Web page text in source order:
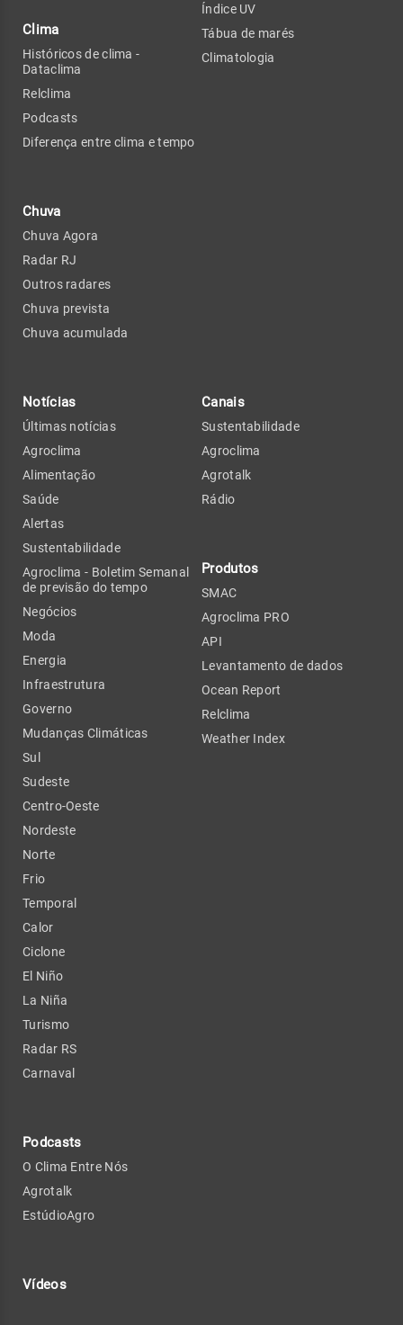
Clima
Históricos de clima -
Dataclima
Relclima
Podcasts
Diferença entre clima e tempo
Chuva
Chuva Agora
Radar RJ
Outros radares
Chuva prevista
Chuva acumulada
Índice UV
Tábua de marés
Climatologia
Notícias
Últimas notícias
Agroclima
Alimentação
Saúde
Alertas
Sustentabilidade
Agroclima - Boletim Semanal
de previsão do tempo
Negócios
Moda
Energia
Infraestrutura
Governo
Mudanças Climáticas
Sul
Sudeste
Centro-Oeste
Nordeste
Norte
Frio
Temporal
Calor
Ciclone
El Niño
La Niña
Turismo
Radar RS
Carnaval
Podcasts
O Clima Entre Nós
Agrotalk
EstúdioAgro
Vídeos
Canais
Sustentabilidade
Agroclima
Agrotalk
Rádio
Produtos
SMAC
Agroclima PRO
API
Levantamento de dados
Ocean Report
Relclima
Weather Index